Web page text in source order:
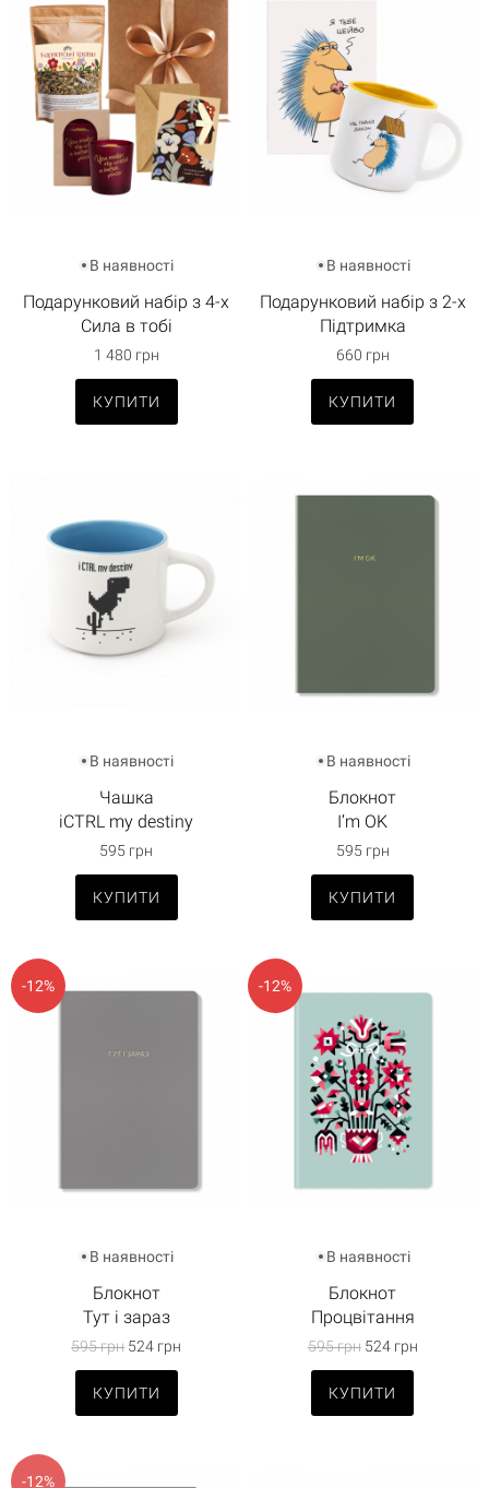
В наявності
Подарунковий набір з 4-х
Сила в тобі
1 480 грн
КУПИТИ
В наявності
Подарунковий набір з 2-х
Підтримка
660 грн
КУПИТИ
В наявності
Чашка
iCTRL my destiny
595 грн
КУПИТИ
В наявності
Блокнот
I’m OK
595 грн
КУПИТИ
-12%
В наявності
Блокнот
Тут і зараз
595 грн 524 грн
КУПИТИ
-12%
В наявності
Блокнот
Процвітання
595 грн524 грн
КУПИТИ
-12%